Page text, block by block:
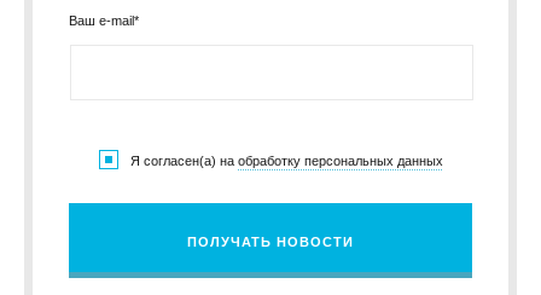
Ваш e-mail*
Я согласен(а) на обработку персональных данных
ПОЛУЧАТЬ НОВОСТИ